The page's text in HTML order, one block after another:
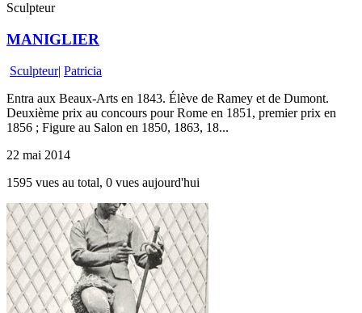
Sculpteur
MANIGLIER
Sculpteur| Patricia
Entra aux Beaux-Arts en 1843. Élève de Ramey et de Dumont.
Deuxième prix au concours pour Rome en 1851, premier prix en
1856 ; Figure au Salon en 1850, 1863, 18...
22 mai 2014
1595 vues au total, 0 vues aujourd'hui